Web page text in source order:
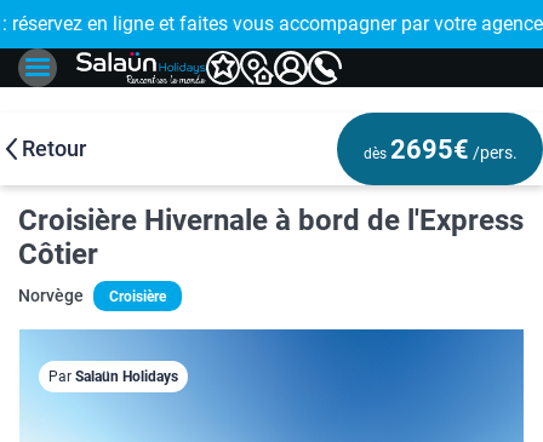
!
: réservez en ligne et faites vous accompagner par votre
Retour dès 2695€ /pers.
Croisière Hivernale à bord de l'Express
Côtier
Norvège Croisière
Par Salaün Holidays